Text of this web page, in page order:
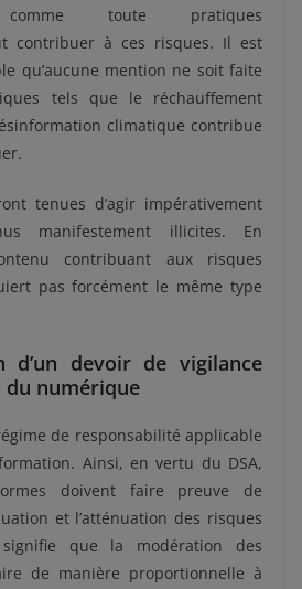
comme toute pratiques
contribuer à ces risques. Il est
qu’aucune mention ne soit faite
tels que le réchauffement
climatique contribue
tenues d’agir impérativement
manifestement illicites. En
contribuant aux risques
pas forcément le même type
d’un devoir de vigilance
du numérique
de responsabilité applicable
Ainsi, en vertu du DSA,
doivent faire preuve de
et l’atténuation des risques
signifie que la modération des
de manière proportionnelle à